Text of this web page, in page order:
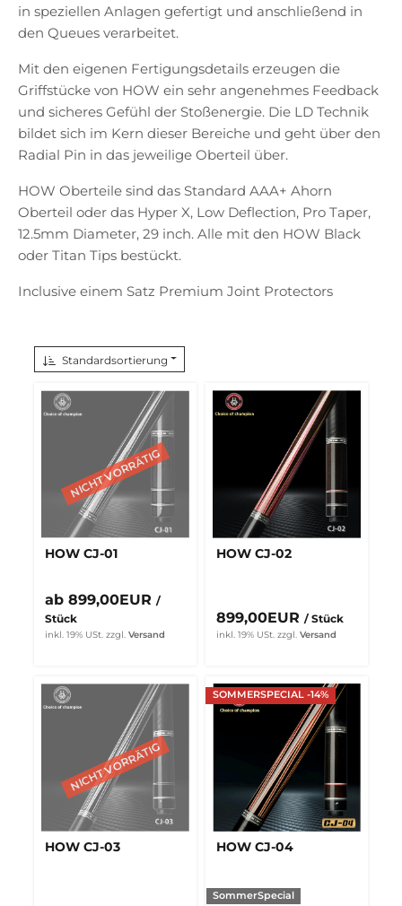
in speziellen Anlagen gefertigt und anschließend in
den Queues verarbeitet.
Mit den eigenen Fertigungsdetails erzeugen die
Griffstücke von HOW ein sehr angenehmes Feedback
und sicheres Gefühl der Stoßenergie. Die LD Technik
bildet sich im Kern dieser Bereiche und geht über den
Radial Pin in das jeweilige Oberteil über.
HOW Oberteile sind das Standard AAA+ Ahorn
Oberteil oder das Hyper X, Low Deflection, Pro Taper,
12.5mm Diameter, 29 inch. Alle mit den HOW Black
oder Titan Tips bestückt.
Inclusive einem Satz Premium Joint Protectors
Standardsortierung
HOW CJ-01
ab 899,00EUR /
Stück
inkl. 19% USt. zzgl. Versand
HOW CJ-02
899,00EUR / Stück
inkl. 19% USt. zzgl. Versand
HOW CJ-03
SOMMERSPECIAL -14%
HOW CJ-04
SommerSpecial